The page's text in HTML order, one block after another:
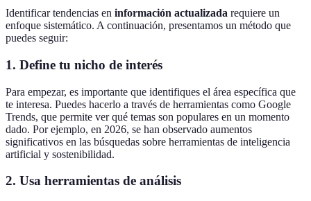
Identificar tendencias en información actualizada requiere un
enfoque sistemático. A continuación, presentamos un método que
puedes seguir:
1. Define tu nicho de interés
Para empezar, es importante que identifiques el área específica que
te interesa. Puedes hacerlo a través de herramientas como Google
Trends, que permite ver qué temas son populares en un momento
dado. Por ejemplo, en 2026, se han observado aumentos
significativos en las búsquedas sobre herramientas de inteligencia
artificial y sostenibilidad.
2. Usa herramientas de análisis